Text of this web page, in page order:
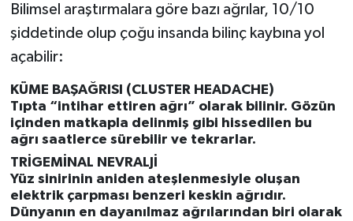
Bilimsel araştırmalara göre bazı ağrılar, 10/10
şiddetinde olup çoğu insanda bilinç kaybına yol
açabilir:
KÜME BAŞAĞRISI (CLUSTER HEADACHE)
Tıpta “intihar ettiren ağrı” olarak bilinir. Gözün
içinden matkapla delinmiş gibi hissedilen bu
ağrı saatlerce sürebilir ve tekrarlar.
TRİGEMİNAL NEVRALJİ
Yüz sinirinin aniden ateşlenmesiyle oluşan
elektrik çarpması benzeri keskin ağrıdır.
Dünyanın en dayanılmaz ağrılarından biri olarak